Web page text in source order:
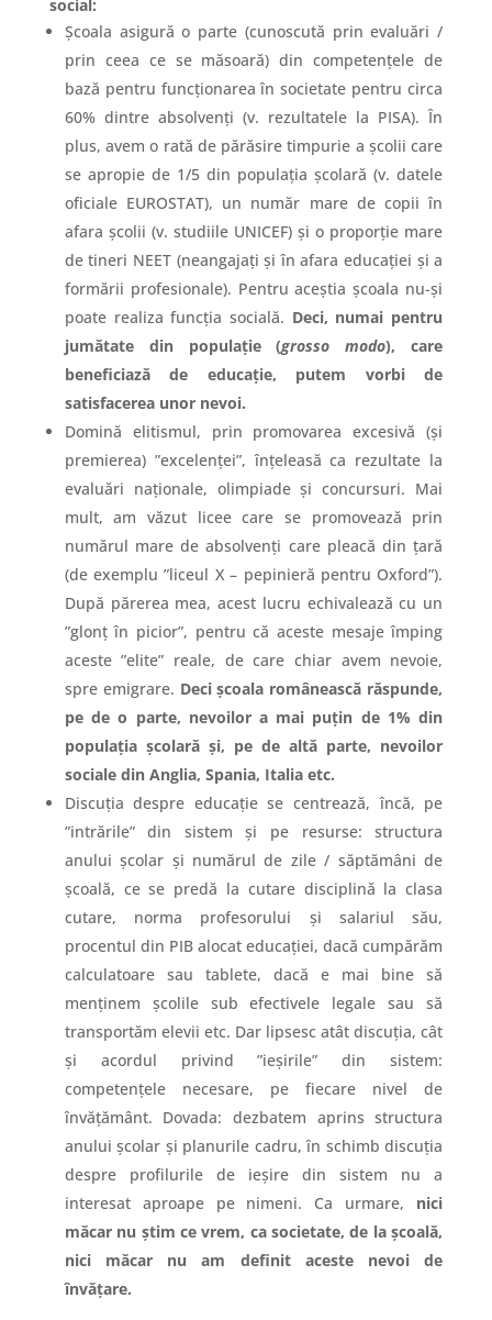
social:
Școala asigură o parte (cunoscută prin evaluări /
prin ceea ce se măsoară) din competențele de
bază pentru funcționarea în societate pentru circa
60% dintre absolvenți (v. rezultatele la PISA). În
plus, avem o rată de părăsire timpurie a școlii care
se apropie de 1/5 din populația școlară (v. datele
oficiale EUROSTAT), un număr mare de copii în
afara școlii (v. studiile UNICEF) și o proporție mare
de tineri NEET (neangajați și în afara educației și a
formării profesionale). Pentru aceștia școala nu-și
poate realiza funcția socială. Deci, numai pentru
jumătate din populație (grosso modo), care
beneficiază de educație, putem vorbi de
satisfacerea unor nevoi.
Domină elitismul, prin promovarea excesivă (și
premierea) ”excelenței”, înțeleasă ca rezultate la
evaluări naționale, olimpiade și concursuri. Mai
mult, am văzut licee care se promovează prin
numărul mare de absolvenți care pleacă din țară
(de exemplu ”liceul X – pepinieră pentru Oxford”).
După părerea mea, acest lucru echivalează cu un
”glonț în picior”, pentru că aceste mesaje împing
aceste ”elite” reale, de care chiar avem nevoie,
spre emigrare. Deci școala românească răspunde,
pe de o parte, nevoilor a mai puțin de 1% din
populația școlară și, pe de altă parte, nevoilor
sociale din Anglia, Spania, Italia etc.
Discuția despre educație se centrează, încă, pe
”intrările” din sistem și pe resurse: structura
anului școlar și numărul de zile / săptămâni de
școală, ce se predă la cutare disciplină la clasa
cutare, norma profesorului și salariul său,
procentul din PIB alocat educației, dacă cumpărăm
calculatoare sau tablete, dacă e mai bine să
menținem școlile sub efectivele legale sau să
transportăm elevii etc. Dar lipsesc atât discuția, cât
și acordul privind ”ieșirile” din sistem:
competențele necesare, pe fiecare nivel de
învățământ. Dovada: dezbatem aprins structura
anului școlar și planurile cadru, în schimb discuția
despre profilurile de ieșire din sistem nu a
interesat aproape pe nimeni. Ca urmare, nici
măcar nu știm ce vrem, ca societate, de la școală,
nici măcar nu am definit aceste nevoi de
învățare.